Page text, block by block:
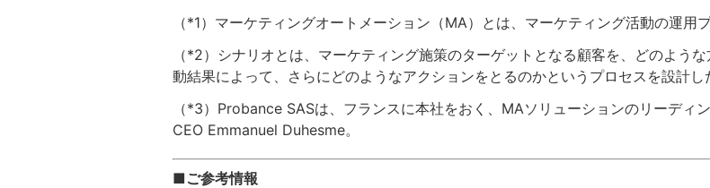
（*1）マーケティングオートメーション（MA）とは、マーケティング活動の運用
（*2）シナリオとは、マーケティング施策のターゲットとなる顧客を、どのよう
動結果によって、さらにどのようなアクションをとるのかというプロセスを設計し
（*3）Probance SASは、フランスに本社をおく、MAソリューションのリーディ
CEO Emmanuel Duhesme。
■ご参考情報